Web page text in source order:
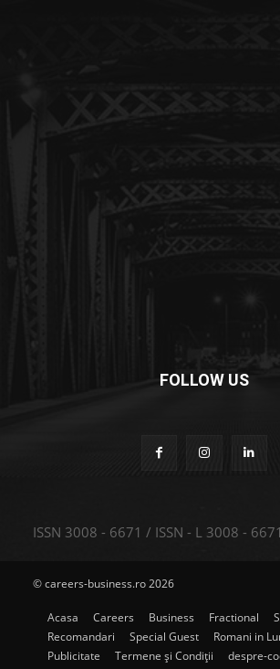
FOLLOW US
ISSN 3008 - 6671 / ISSN - L 3008 - 6671
© careers-business.ro 2026
Acasa Careers Business Fractional
Recomandari
Special Guest
Romani in
Publicitate
Termene și Condiții despre-